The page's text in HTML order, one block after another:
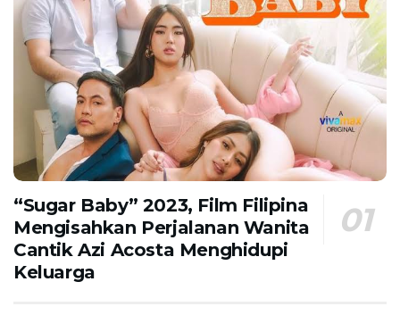
“Sugar Baby” 2023, Film Filipina
Mengisahkan Perjalanan Wanita
Cantik Azi Acosta Menghidupi
Keluarga